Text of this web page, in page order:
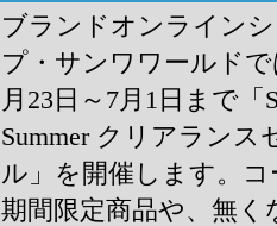
ブランドオンライン
プ・サンワワールド
月23日～7月1日まで「
Summer クリアランス
ル」を開催します。
期間限定商品や、無く